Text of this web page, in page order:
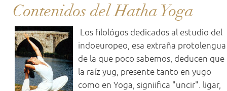
Contenidos del Hatha Yoga
Los filológos dedicados al estudio del
indoeuropeo, esa extraña protolengua
de la que poco sabemos, deducen que
la raíz yug, presente tanto en yugo
como en Yoga, signiifica "uncir". ligar,